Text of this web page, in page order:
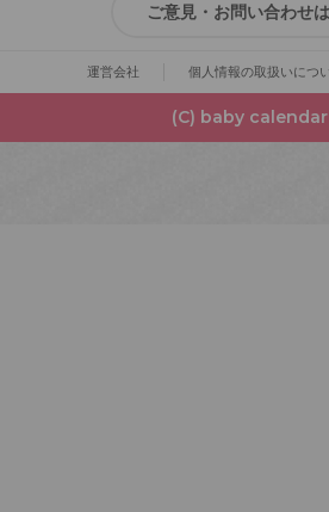
ご意見・お問い合わせ
運営会社 個人情報の取扱いにつ
(C) baby